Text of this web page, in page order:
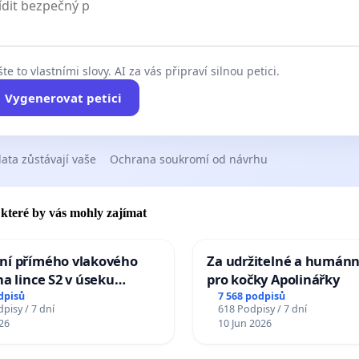
to vlastními slovy. AI za vás připraví silnou petici.
Vygenerovat petici
zůstávají vaše Ochrana soukromí od návrhu
by vás mohly zajímat
přímého vlakového
lince S2 v úseku
Bohumín – Karviná –
/ 7 dní
Za udržitelné a
pro kočky Apolinářky
7 568 podpisů
618 Podpisy / 7 dní
10 Jun 2026